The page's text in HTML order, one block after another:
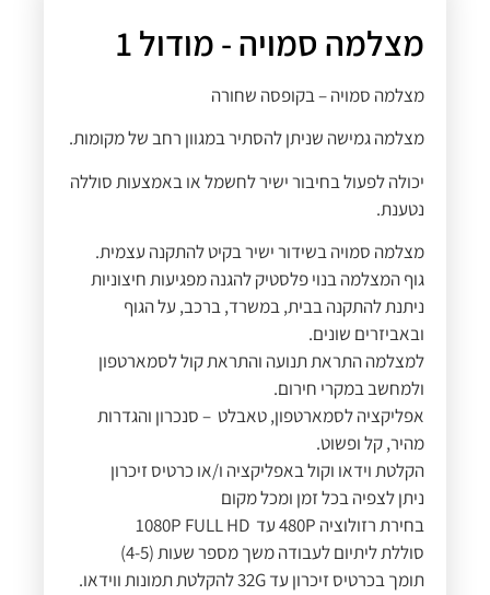
מצלמה סמויה - מודול 1
מצלמה סמויה – בקופסה שחורה
מצלמה גמישה שניתן להסתיר במגוון רחב של מקומות.
יכולה לפעול בחיבור ישיר לחשמל או באמצעות סוללה
נטענת.
מצלמה סמויה בשידור ישיר בקיט להתקנה עצמית.
גוף המצלמה בנוי פלסטיק להגנה מפגיעות חיצוניות
ניתנת להתקנה בבית, במשרד, ברכב, על הגוף
ובאביזרים שונים.
למצלמה התראת תנועה והתראת קול לסמארטפון
ולמחשב במקרי חירום.
אפליקציה לסמארטפון, טאבלט – סנכרון והגדרות
מהיר, קל ופשוט.
הקלטת וידאו וקול באפליקציה ו/או כרטיס זיכרון
ניתן לצפיה בכל זמן ומכל מקום
בחירת רזולוציה 480P עד 1080P FULL HD
סוללת ליתיום לעבודה משך מספר שעות (4-5)
תומך בכרטיס זיכרון עד 32G להקלטת תמונות ווידאו.